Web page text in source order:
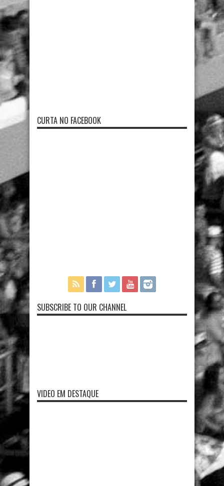
CURTA NO FACEBOOK
SUBSCRIBE TO OUR CHANNEL
VIDEO EM DESTAQUE